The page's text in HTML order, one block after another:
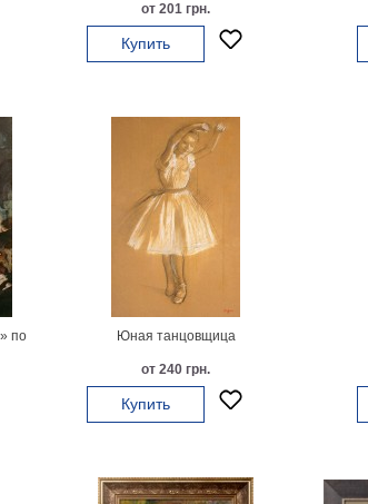
от 201 грн.
Купить
по
Юная танцовщица
от 240 грн.
Купить